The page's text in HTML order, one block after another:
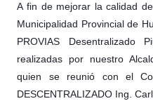
A fin de mejorar la calidad
Municipalidad Provincial de
PROVIAS Desentralizado
realizadas por nuestro
quien se reunió con el
DESCENTRALIZADO Ing.